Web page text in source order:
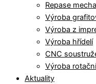
Repase
Výroba
Výroba z
Výroba hřídelí
CNC
Výroba
Aktuality